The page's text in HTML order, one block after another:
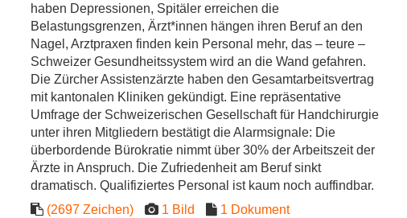
haben Depressionen, Spitäler erreichen die
Belastungsgrenzen, Ärzt*innen hängen ihren Beruf an den
Nagel, Arztpraxen finden kein Personal mehr, das – teure –
Schweizer Gesundheitssystem wird an die Wand gefahren.
Die Zürcher Assistenzärzte haben den Gesamtarbeitsvertrag
mit kantonalen Kliniken gekündigt. Eine repräsentative
Umfrage der Schweizerischen Gesellschaft für Handchirurgie
unter ihren Mitgliedern bestätigt die Alarmsignale: Die
überbordende Bürokratie nimmt über 30% der Arbeitszeit der
Ärzte in Anspruch. Die Zufriedenheit am Beruf sinkt
dramatisch. Qualifiziertes Personal ist kaum noch auffindbar.
(2697 Zeichen)
1 Bild 1 Dokument